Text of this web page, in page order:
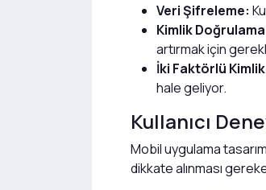
Veri Şifreleme:
Kimlik
artırmak için
İki Faktörlü
hale geliyor.
Kullanıcı
Mobil uygulama
dikkate alınması